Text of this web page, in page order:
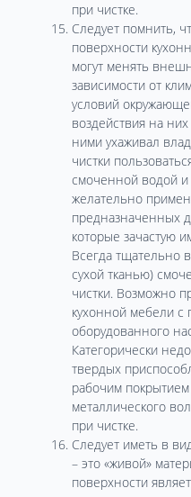
при чистке.
Следует помнить,
поверхности
могут менять
зависимости от
условий
воздействия на них
ними ухаживал
чистки
смоченной водой и
желательно
предназначенных
которые зачастую
Всегда тщательно
сухой тканью)
чистки. Возможно
кухонной мебели
оборудованного
Категорически
твердых
рабочим
металлического
при чистке.
Следует иметь в
– это «живой»
поверхности